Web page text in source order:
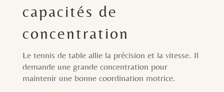
capacités de
concentration
Le tennis de table allie la précision et la vitesse. Il
demande une grande concentration pour
maintenir une bonne coordination motrice.